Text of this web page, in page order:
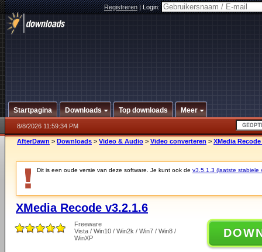
Registreren|Login:
Startpagina Downloads Top downloads Meer
8/8/2026 11:59:34 PM
AfterDawn > Downloads > Video & Audio > Video converteren > XMedia Recode
Dit is een oude versie van deze software. Je kunt ook de v3.5.1.3 (laatste stabiele
XMedia Recode v3.2.1.6
Freeware
Vista / Win10 / Win2k / Win7 / Win8 /
WinXP